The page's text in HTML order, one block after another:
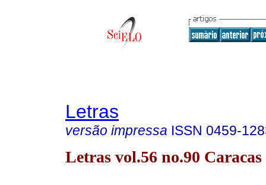
Letras
versão impressa ISSN 0459-
Letras vol.56 no.90 Caracas